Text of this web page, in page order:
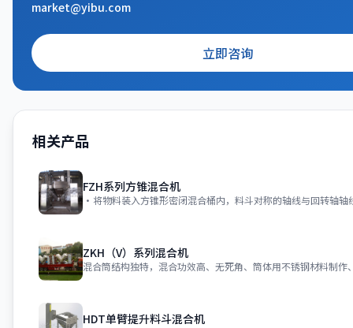
market@yibu.com
立即咨询
相关产品
FZH系列方锥混合机
ZKH（V）系列混合机
HDT单臂提升料斗混合机